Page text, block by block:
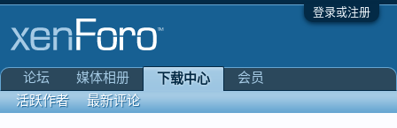
登录或注册
论坛 媒体相册
下载中心
活跃作者
最新评论
会员